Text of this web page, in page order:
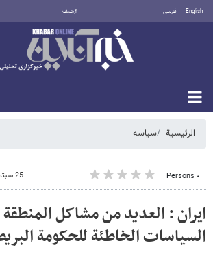
English فارسی أرشيف
الرئيسية سیاسه
٠ Persons 25 سبتمبر 2014 - 14:54
ایران : العدید من مشاکل
السیاسات الخاطئة للحکومة